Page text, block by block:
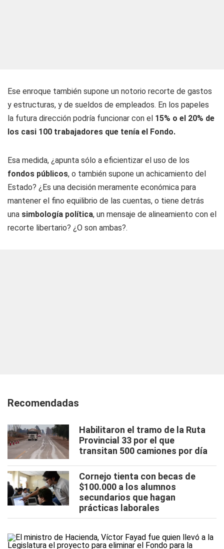
Ese enroque también supone un notorio recorte de gastos
y estructuras, y de sueldos de empleados. En los papeles
la futura dirección podría funcionar con el 15% o el 20% de
los casi 100 trabajadores que tenía el Fondo.
Esa medida, ¿apunta sólo a eficientizar el uso de los
fondos públicos, o también supone un achicamiento del
Estado? ¿Es una decisión meramente económica para
mantener el fino equilibrio de las cuentas, o tiene detrás
una simbología política, un mensaje de alineamiento con el
recorte libertario? ¿O son ambas?.
Recomendadas
Habilitaron el tramo de la Ruta
Provincial 33 por el que
transitan 500 camiones por día
Cornejo tienta con becas de
$100.000 a los alumnos
secundarios que hagan
prácticas laborales